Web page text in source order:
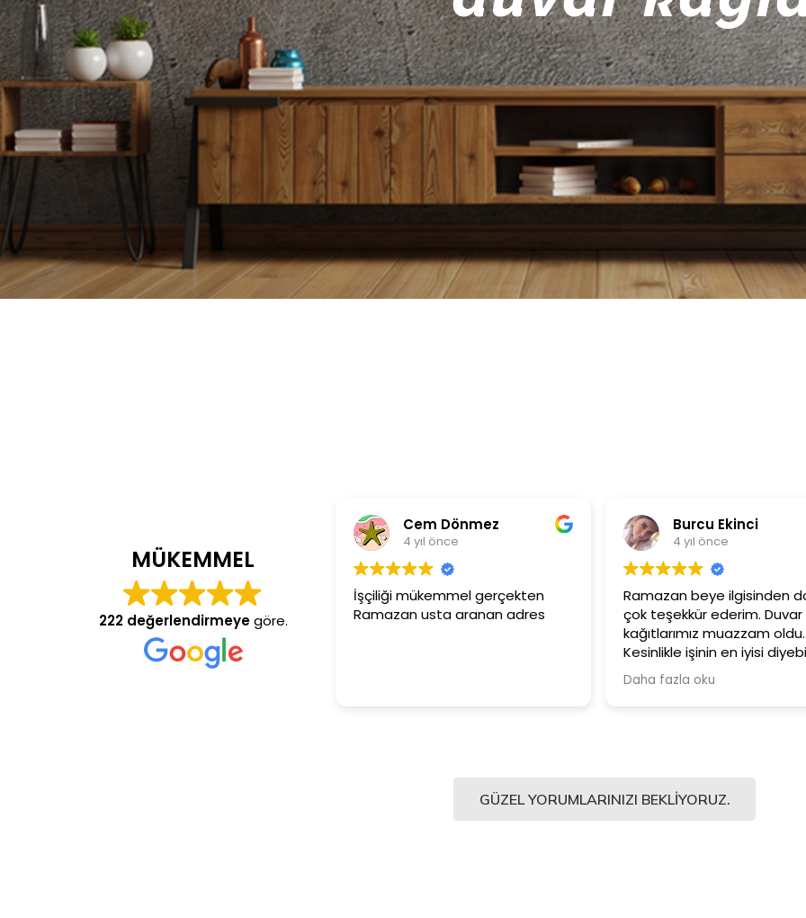
MÜKEMMEL
222 değerlendirmeyegöre.
Cem Dönmez
4 yıl önce
İşçiliği mükemmel gerçekten
Ramazan usta aranan adres
Burcu Ekinci
4 yıl önce
Ramazan beye ilgisinden dolayı
çok teşekkür ederim. Duvar
kağıtlarımız muazzam oldu.
Kesinlikle işinin en iyisi diyebilirim.
Şiddetle tavsiye ediyorum.
Daha fazla oku
GÜZEL YORUMLARINIZI BEKLIYORUZ.